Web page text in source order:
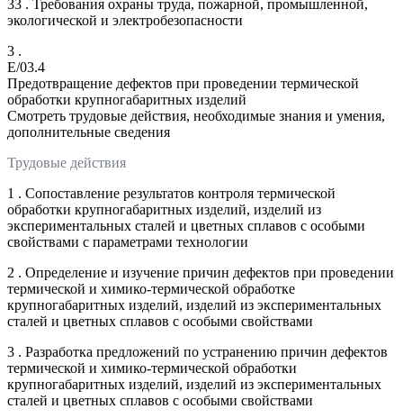
33 . Требования охраны труда, пожарной, промышленной,
экологической и электробезопасности
3 .
E/03.4
Предотвращение дефектов при проведении термической
обработки крупногабаритных изделий
Смотреть трудовые действия, необходимые знания и умения,
дополнительные сведения
Трудовые действия
1 . Сопоставление результатов контроля термической
обработки крупногабаритных изделий, изделий из
экспериментальных сталей и цветных сплавов с особыми
свойствами с параметрами технологии
2 . Определение и изучение причин дефектов при проведении
термической и химико-термической обработке
крупногабаритных изделий, изделий из экспериментальных
сталей и цветных сплавов с особыми свойствами
3 . Разработка предложений по устранению причин дефектов
термической и химико-термической обработки
крупногабаритных изделий, изделий из экспериментальных
сталей и цветных сплавов с особыми свойствами